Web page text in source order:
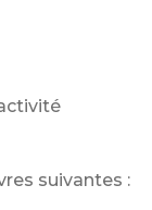
suivantes :